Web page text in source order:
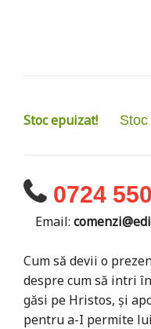
Stoc epuizat!
0724
Email:
Cum să devii o
despre cum să intri
găsi pe Hristos, și
pentru a-I permite